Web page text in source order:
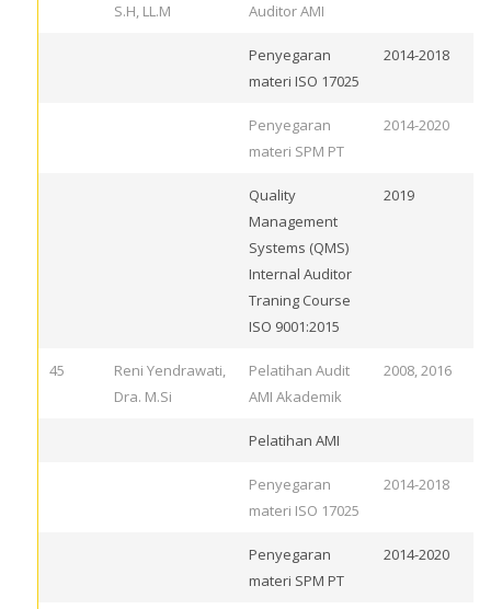
S.H, LL.M
Auditor AMI
Penyegaran
materi ISO 17025
2014-2018
Penyegaran
materi SPM PT
2014-2020
Quality
Management
Systems (QMS)
Internal Auditor
Traning Course
ISO 9001:2015
2019
45
Reni Yendrawati,
Dra. M.Si
Pelatihan Audit
AMI Akademik
2008, 2016
Pelatihan AMI
Penyegaran
materi ISO 17025
2014-2018
Penyegaran
materi SPM PT
2014-2020